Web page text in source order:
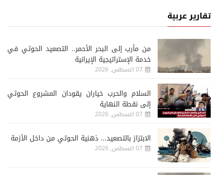
تقارير عربية
من مأرب إلى البحر الأحمر.. التصعيد الحوثي في
خدمة الإستراتيجية الإيرانية
07 اغسطس, 2026
السلام والحرب خياران يقودان المشروع الحوثي
إلى نقطة النهاية
07 اغسطس, 2026
الابتزاز بالتصعيد... ذهنية الحوثي من داخل الأزمة
07 اغسطس, 2026